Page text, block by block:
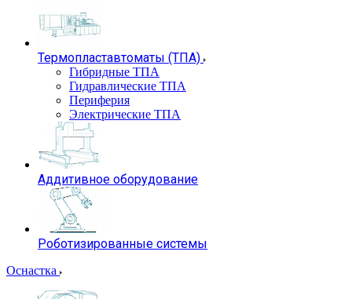
Термопластавтоматы (ТПА)
Гибридные ТПА
Гидравлические ТПА
Периферия
Электрические ТПА
Аддитивное оборудование
Роботизированные системы
Оснастка